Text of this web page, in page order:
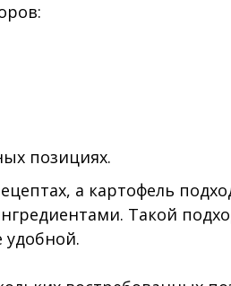
позициях.
а картофель
Такой
удобной.